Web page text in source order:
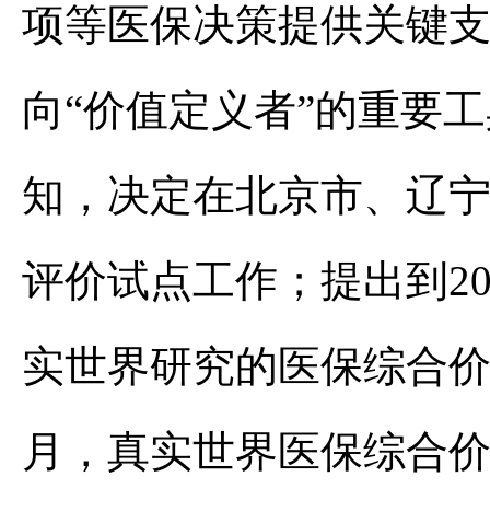
项等医保决策提供关键
向“价值定义者”的重要
知，决定在北京市、辽
评价试点工作；提出到
实世界研究的医保综合
月，真实世界医保综合